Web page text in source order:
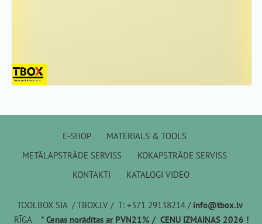
E-SHOP
MATERIALS & TOOLS
METĀLAPSTRĀDE SERVISS
KOKAPSTRĀDE SERVISS
KONTAKTI
KATALOGI VIDEO
TOOLBOX SIA / TBOX.LV / T: +371 29138214 / info@tbox.lv
RĪGA * Cenas norādītas ar PVN21% / CENU IZMAIŅAS 2026 !